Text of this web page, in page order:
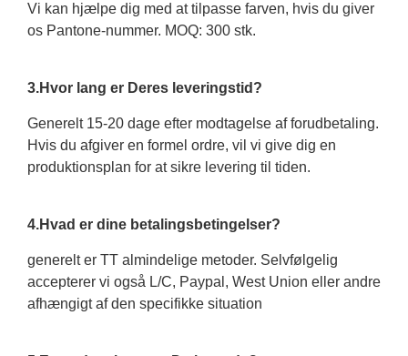
Vi kan hjælpe dig med at tilpasse farven, hvis du giver
os Pantone-nummer. MOQ: 300 stk.
3.Hvor lang er Deres leveringstid?
Generelt 15-20 dage efter modtagelse af forudbetaling.
Hvis du afgiver en formel ordre, vil vi give dig en
produktionsplan for at sikre levering til tiden.
4.Hvad er dine betalingsbetingelser?
generelt er TT almindelige metoder. Selvfølgelig
accepterer vi også L/C, Paypal, West Union eller andre
afhængigt af den specifikke situation